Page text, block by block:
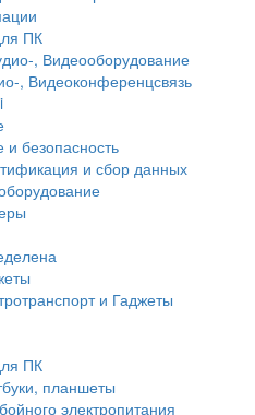
ПК
, Видеооборудование
, Видеоконференцсвязь
безопасность
и сбор данных
и Гаджеты
ПК
планшеты
электропитания